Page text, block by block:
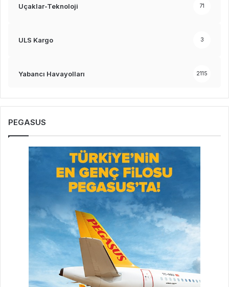
Uçaklar-Teknoloji 71
ULS Kargo 3
Yabancı Havayolları 2115
PEGASUS